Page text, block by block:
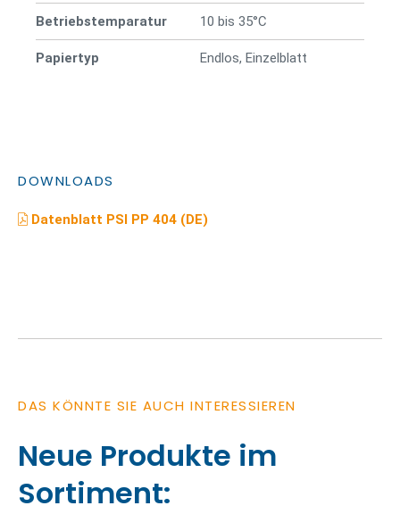
Betriebstemparatur 10 bis 35°C
Papiertyp Endlos, Einzelblatt
DOWNLOADS
Datenblatt PSI PP 404 (DE)
DAS KÖNNTE SIE AUCH INTERESSIEREN
Neue Produkte im
Sortiment: